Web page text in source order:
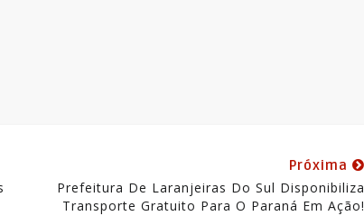
Próxima
Prefeitura De Laranjeiras Do Sul Disponibiliza
Transporte Gratuito Para O Paraná Em Ação!